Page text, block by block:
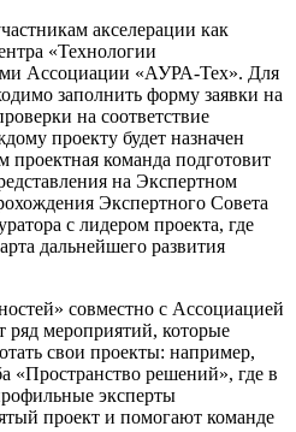
акселерации как
«Технологии
Ассоциации «АУРА-Тех». Для
заполнить форму заявки на
на соответствие
проекту будет назначен
проектная команда подготовит
на Экспертном
Экспертного Совета
с лидером проекта, где
дальнейшего развития
совместно с Ассоциацией
мероприятий, которые
свои проекты: например,
«Пространство решений», где в
эксперты
проект и помогают команде